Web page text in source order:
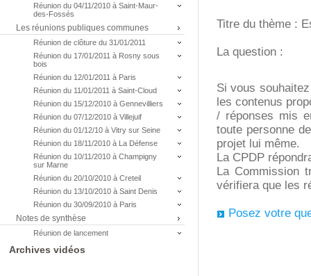
Titre du thème :
La question :
Si vous
les contenus
/ réponses mis
toute personne
projet lui même.
La CPDP
La Commission
vérifiera que les
Posez votre
Réunion du 04/11/2010 à Saint-Maur-
des-Fossés
Les réunions publiques communes
Réunion de clôture du 31/01/2011
Réunion du 17/01/2011 à Rosny sous
bois
Réunion du 12/01/2011 à Paris
Réunion du 11/01/2011 à Saint-Cloud
Réunion du 15/12/2010 à Gennevilliers
Réunion du 07/12/2010 à Villejuif
Réunion du 01/12/10 à Vitry sur Seine
Réunion du 18/11/2010 à La Défense
Réunion du 10/11/2010 à Champigny
sur Marne
Réunion du 20/10/2010 à Creteil
Réunion du 13/10/2010 à Saint Denis
Réunion du 30/09/2010 à Paris
Notes de synthèse
Réunion de lancement
Archives vidéos